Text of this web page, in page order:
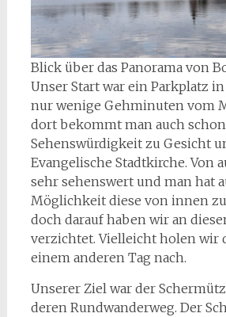
Blick über das Panorama von
Unser Start war ein Parkplatz
nur wenige Gehminuten vom
dort bekommt man auch
Sehenswürdigkeit zu Gesicht
Evangelische Stadtkirche. Von
sehr sehenswert und man hat
Möglichkeit diese von innen
doch darauf haben wir an
verzichtet. Vielleicht holen wir
einem anderen Tag nach.
Unserer Ziel war der
deren Rundwanderweg. Der